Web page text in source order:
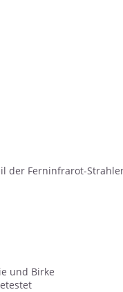
der Ferninfrarot-
und Birke